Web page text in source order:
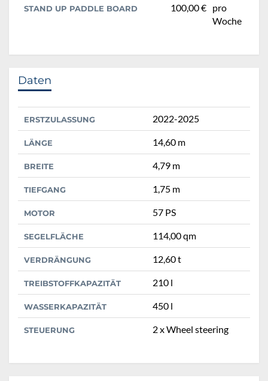
STAND UP PADDLE BOARD 100,00 € pro
Woche
Daten
ERSTZULASSUNG 2022-2025
LÄNGE 14,60 m
BREITE 4,79 m
TIEFGANG 1,75 m
MOTOR 57 PS
SEGELFLÄCHE 114,00 qm
VERDRÄNGUNG 12,60 t
TREIBSTOFFKAPAZITÄT 210 l
WASSERKAPAZITÄT 450 l
STEUERUNG 2 x Wheel steering